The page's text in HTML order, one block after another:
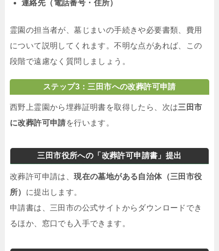
連絡先（電話番号・住所）
霊園の担当者が、墓じまいの手続きや必要書類、費用
について説明してくれます。不明な点があれば、この
段階で遠慮なく質問しましょう。
ステップ3：三田市への改葬許可申請
西野上霊園から埋葬証明書を取得したら、次は三田市
に改葬許可申請を行います。
三田市役所への「改葬許可申請書」提出
改葬許可申請は、現在の墓地がある自治体（三田市役
所） に提出します。
申請書は、三田市の公式サイトからダウンロードでき
るほか、窓口でも入手できます。